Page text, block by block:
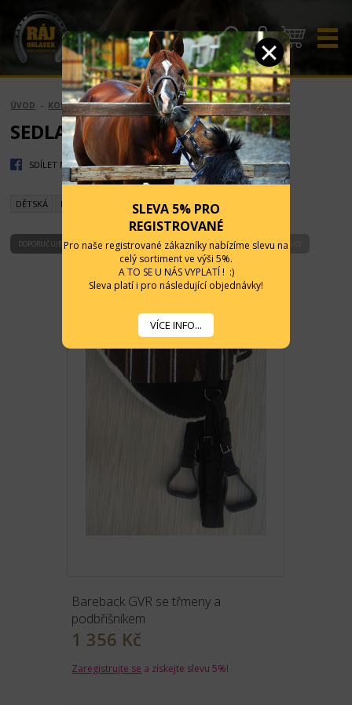
CZK EUR
ÚVOD - KONĚ - SEDLA A BAREBACKY
SEDLA A BAREBACKY
SDÍLET NA FACEBOOK
DĚTSKÁ BAREBACKY / PADY
DOPORUČUJEME NEJLEVNĚJŠÍ NEJDRAŽŠÍ PODLE NÁZVU NOVINKY
Bareback GVR se třmeny a
podbřišníkem
1 356 Kč
Zaregistrujte se a získejte slevu 5%!
SLEVA 5% PRO
REGISTROVANÉ
Pro naše registrované zákazníky nabízíme slevu na
celý sortiment ve výši 5%.
A TO SE U NÁS VYPLATÍ ! :)
Sleva platí i pro následující objednávky!
VÍCE INFO...